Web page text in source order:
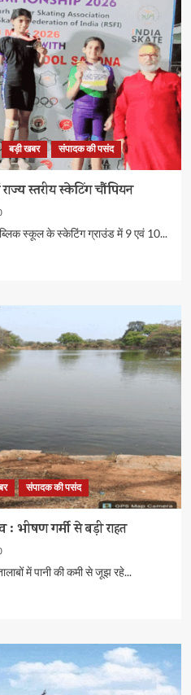
बड़ी खबर संपादक की पसंद
स्तरीय स्केटिंग चौंपियन
स्कूल के स्केटिंग ग्राउंड में 9 एवं 10...
संपादक की पसंद
भीषण गर्मी से बड़ी राहत
में पानी की कमी से जूझ रहे...